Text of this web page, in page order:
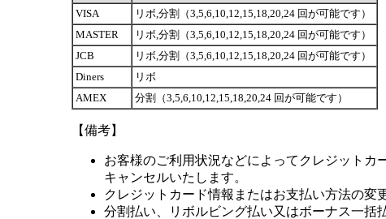
VISA
リボ,分割（3,5,6,10,12,15,18,20,24 回が可能です）
MASTER
リボ,分割（3,5,6,10,12,15,18,20,24 回が可能です）
JCB
リボ,分割（3,5,6,10,12,15,18,20,24 回が可能です）
Diners
リボ
AMEX
分割（3,5,6,10,12,15,18,20,24 回が可能です）
【備考】
お客様のご利用状況などによってクレジット
キャンセルいたします。
クレジットカード情報またはお支払い方法の変
分割払い、リボルビング払い又はボーナス一括